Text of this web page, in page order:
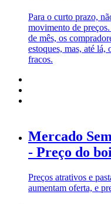
Para o curto prazo,
movimento de
de mês, os
estoques, mas, até lá,
fracos.
Mercado
- Preço do
Preços atrativos e
aumentam oferta, e